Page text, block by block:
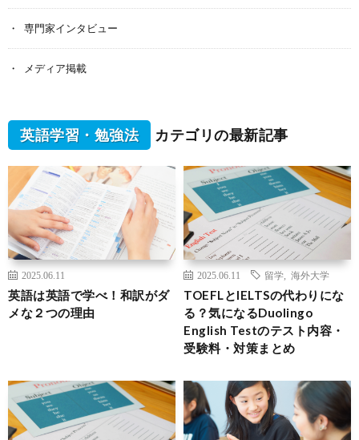
専門家インタビュー
メディア掲載
英語学習・勉強法 カテゴリの最新記事
2025.06.11
英語は英語で学べ！和訳がダ
メな２つの理由
2025.06.11 留学 海外大学
TOEFLとIELTSの代わりにな
る？気になるDuolingo
English Testのテスト内容・
受験料・対策まとめ